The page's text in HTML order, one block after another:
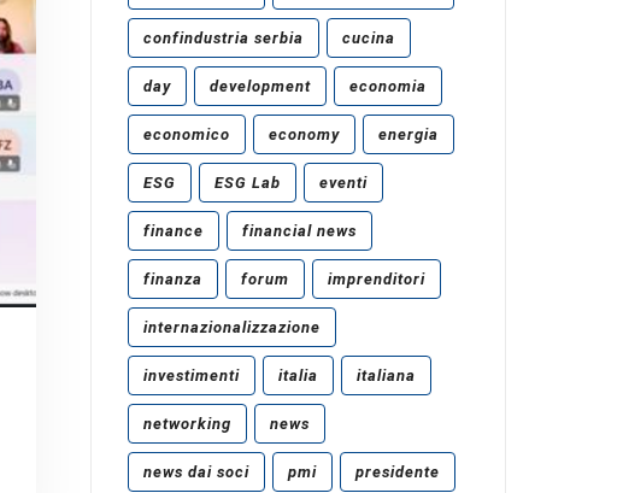
confindustria serbia cucina
day development economia
economico economy energia
ESG ESG Lab eventi
finance financial news
finanza forum imprenditori
internazionalizzazione
investimenti italia italiana
networking news
news dai soci pmi presidente